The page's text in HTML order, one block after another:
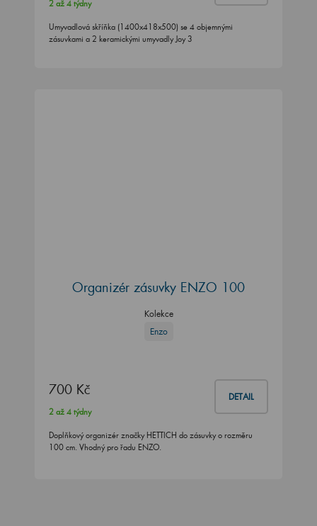
2 až 4 týdny
Umyvadlová skříňka (1400x418x500) se 4 objemnými
zásuvkami a 2 keramickými umyvadly Joy 3
Organizér zásuvky ENZO 100
Kolekce
Enzo
700 Kč DETAIL
2 až 4 týdny
Doplňkový organizér značky HETTICH do zásuvky o rozměru
100 cm. Vhodný pro řadu ENZO.